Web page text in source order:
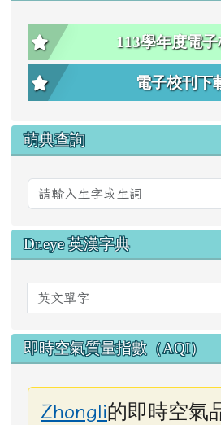
113學年度電子
電子校刊下
萌典查詢
Dr.eye 英漢字典
英文單字
即時空氣質量指數（AQI）
Zhongli的即時空氣